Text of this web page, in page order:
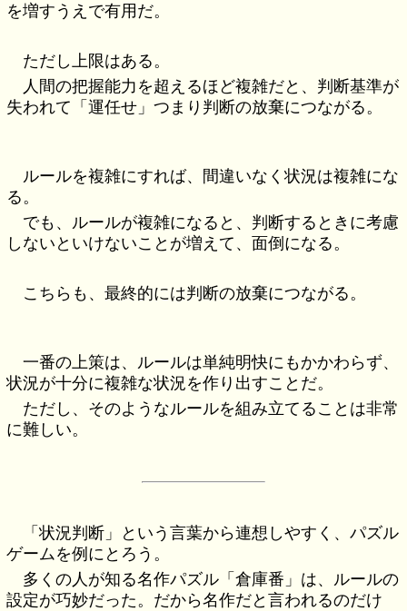
を増すうえで有用だ。
ただし上限はある。
人間の把握能力を超えるほど複雑だと、判断基準が
失われて「運任せ」つまり判断の放棄につながる。
ルールを複雑にすれば、間違いなく状況は複雑にな
る。
でも、ルールが複雑になると、判断するときに考慮
しないといけないことが増えて、面倒になる。
こちらも、最終的には判断の放棄につながる。
一番の上策は、ルールは単純明快にもかかわらず、
状況が十分に複雑な状況を作り出すことだ。
ただし、そのようなルールを組み立てることは非常
に難しい。
「状況判断」という言葉から連想しやすく、パズル
ゲームを例にとろう。
多くの人が知る名作パズル「倉庫番」は、ルールの
設定が巧妙だった。だから名作だと言われるのだけ